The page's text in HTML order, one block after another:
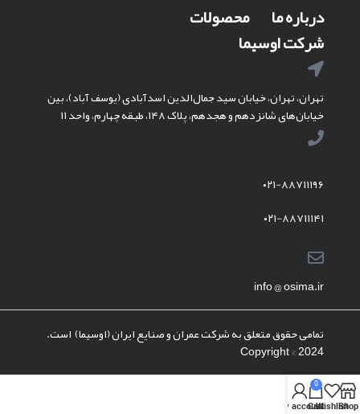
درباره ما
محصولات
شرکت اوسیما
تهران، تهران، خیابان سید جمال‌الدین اسدآبادی (یوسف آباد)، بین
خیابان‌های شانزدهم و هجدهم، پلاک ۱۴۸، طبقه چهارم، واحد ۱۱
۰۲۱-۸۸۷۱۱۱۹۶
۰۲۱-۸۸۷۱۱۱۴۱
info @ osima.ir
تمامی حقوق متعلق به شرکت عمران و صنایع ایران (اوسیما) است.
Copyright © 2024
Shop
Wishlist
0
Cart
My account